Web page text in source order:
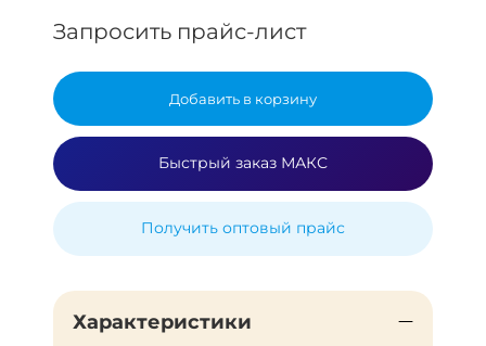
Запросить прайс-лист
Добавить в корзину
Быстрый заказ МАКС
Получить оптовый прайс
Характеристики